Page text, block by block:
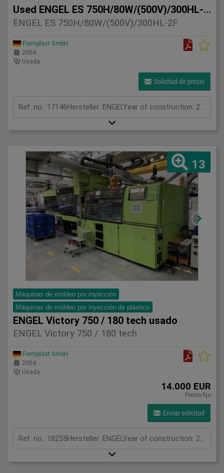
Used ENGEL ES 750H/80W/(500V)/300HL-3F
ENGEL ES 750H/80W/(500V)/300HL-2F
Formplast GmbH
2004
Usada
Solicitud de precio
13
Máquinas de moldeo por inyección
Máquinas de moldeo por inyección de plástico
ENGEL Victory 750 / 180 tech usado
ENGEL Victory 750 / 180 tech
Formplast GmbH
2004
Usada
14.000 EUR
Precio fijo
Enviar solicitud
Ref. no.: 18255Hersteller: ENGELYear of construction: 2004Clamping unitClamping force: 180 tonOpening stroke: 750 mmDistance between tie bars: 960 x830 mmMould height min.: 500 mmOpening width: 1250 mmInjection unitScrew diameter: 45 mmInjection volume: 318 cm³Shot weight: 302 gInjection pressure: 1769/2360 barMeasurements and weightMachine weight: 13500 kgRobotProducer: Wittman Type: W743 Year: 2009 Further information:ENGEL Victory 750/180 Tech – Power, Flexibility and Reliability with Tie-Bar-Less TechnologyThe ENGEL Victory series was specially developed for technical plastic processing and is known as a professional injection moulding machine series offering high energy efficiency and maximum mould flexibility.Unlike conventional tie-bar machines, this series provides a much more flexible working area thanks to its tie-bar-less clamping system.⸻🔍 Advantages of the ENGEL Victory Series✔ Tie-Bar-Less DesignThe biggest advantage of the world-renowned ENGEL Victory series is its tie-bar-less construction.This system offers several important advantages:• Larger moulds can be installed easily• Easier access for complex mould geometries• Reduced mould changeover times• Easier robot integration• More efficient use of production spaceThis technology is especially advantageous for automotive, technical plastic parts, packaging and industrial applications.⸻✔ Wittmann Robot IntegrationThe machine has been operated together with a Wittmann robot.Robot specifications:• Wittmann W743-0424• Year of manufacture: 2009• Payload capacity: 25 kg• X-axis: 1200 mm• Y-axis: 1600 mm• Z-axis: 4000 mmThis configuration provides major advantages for automated production processes.⸻🔍 Machine Operating SystemThe ENGEL Victory Tech series operates with a servo-hydraulic system.✔ Hydraulic System:• Clamping unit• Injection movements• Ejector system• Mould movementsare driven by a high-performance hydraulic system.✔ Thanks to the servo-controlled hydraulic system:• Only the required amount of energy is consumed• Power consumption is significantly reduced• Quieter operation is achieved• Production stability is improvedUnlike older conventional hydraulic machines, the machine does not run continuously at full power.The servo pump system operates only when needed, providing the following advantages:• Lower energy costs• Reduced heat generation• Longer component lifetime• More stable processing conditions